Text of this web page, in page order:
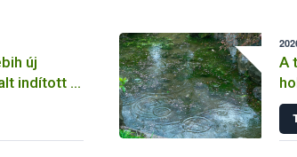
új
indított a
A